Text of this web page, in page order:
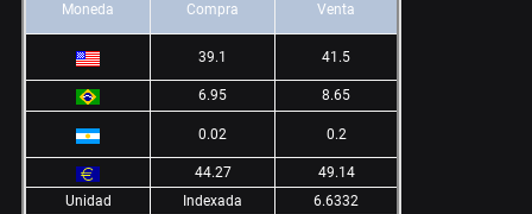
Moneda Compra Venta
39.1 41.5
6.95 8.65
0.02 0.2
44.27
49.14
Unidad
Indexada 6.6332